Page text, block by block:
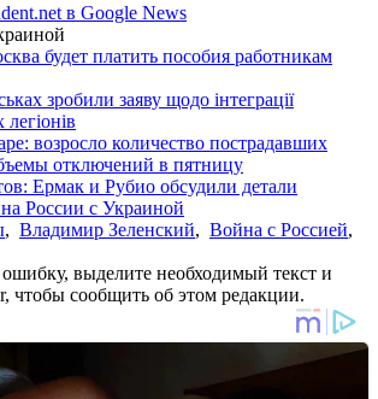
в Google News
будет платить пособия работникам
зробили заяву щодо інтеграції
возросло количество пострадавших
отключений в пятницу
Ермак и Рубио обсудили детали
России с Украиной
, Владимир Зеленский, Война с Россией,
выделите необходимый текст и
чтобы сообщить об этом редакции.